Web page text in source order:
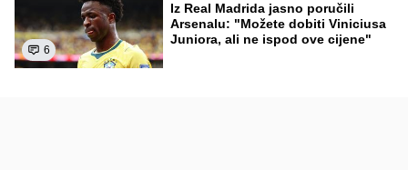
6
Iz Real Madrida jasno poručili
Arsenalu: "Možete dobiti Viniciusa
Juniora, ali ne ispod ove cijene"